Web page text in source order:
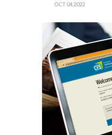
OCT 04,2022